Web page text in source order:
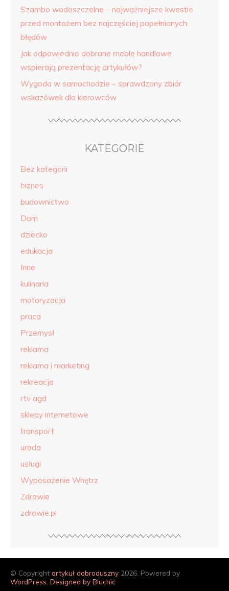
Szambo wodoszczelne – najważniejsze kwestie
przed montażem bez najczęściej popełnianych
błędów
Jak odpowiednio dobrane meble handlowe
wspierają prezentację artykułów?
Wygoda w samochodzie – sprawdzony zbiór
wskazówek dla kierowców
KATEGORIE
Bez kategorii
biznes
budownictwo
Dom
dziecko
edukacja
Inne
kulinaria
motoryzacja
praca
Przemysł
reklama
reklama i marketing
rekreacja
rtv agd
sklepy internetowe
transport
uroda
usługi
Wyposażenie Wnętrz
Zdrowie
zdrowie.pl
© Copyright artykuł dobroduszny 2026. Powered by
WordPress Designed by Bluchic